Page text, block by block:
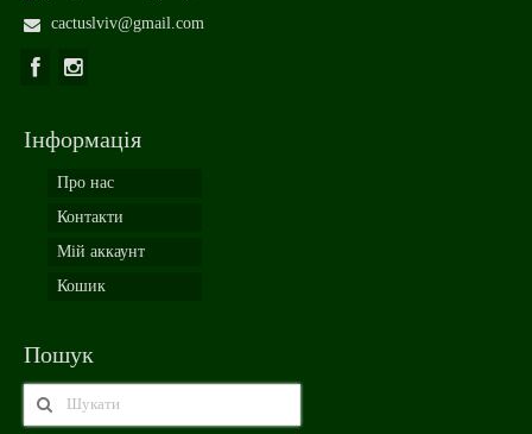
cactuslviv@gmail.com
Інформація
Про нас
Контакти
Мій аккаунт
Кошик
Пошук